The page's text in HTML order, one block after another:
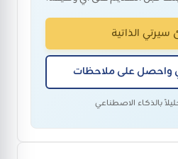
سيرتي الذاتية
واحصل على ملاحظات
بالذكاء الاصطناعي